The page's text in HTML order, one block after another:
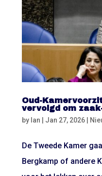
Oud-
vervolgd om
by Ian Jan 27, 2026|
De Tweede Kamer
Bergkamp of andere